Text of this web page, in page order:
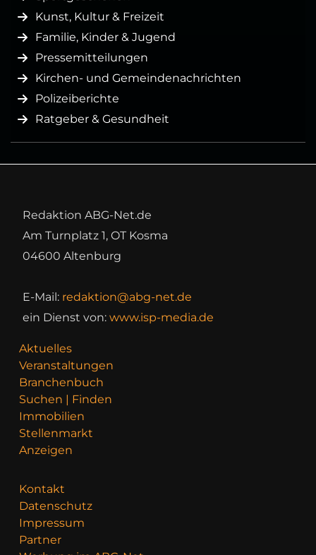
Kunst, Kultur & Freizeit
Familie, Kinder & Jugend
Pressemitteilungen
Kirchen- und Gemeindenachrichten
Polizeiberichte
Ratgeber & Gesundheit
Redaktion ABG-Net.de
Am Turnplatz 1, OT Kosma
04600 Altenburg
E-Mail: redaktion@abg-net.de
ein Dienst von: www.isp-media.de
Aktuelles
Veranstaltungen
Branchenbuch
Suchen | Finden
Immobilien
Stellenmarkt
Anzeigen
Kontakt
Datenschutz
Impressum
Partner